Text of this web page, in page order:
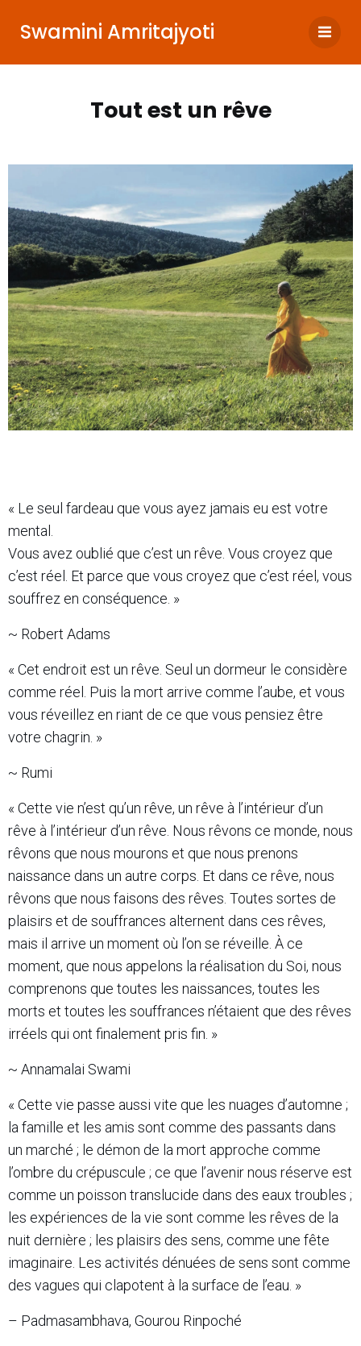
Swamini Amritajyoti
Tout est un rêve
« Le seul fardeau que vous ayez jamais eu est votre
mental.
Vous avez oublié que c’est un rêve. Vous croyez que
c’est réel. Et parce que vous croyez que c’est réel, vous
souffrez en conséquence. »
~ Robert Adams
« Cet endroit est un rêve. Seul un dormeur le considère
comme réel. Puis la mort arrive comme l’aube, et vous
vous réveillez en riant de ce que vous pensiez être
votre chagrin. »
~ Rumi
« Cette vie n’est qu’un rêve, un rêve à l’intérieur d’un
rêve à l’intérieur d’un rêve. Nous rêvons ce monde, nous
rêvons que nous mourons et que nous prenons
naissance dans un autre corps. Et dans ce rêve, nous
rêvons que nous faisons des rêves. Toutes sortes de
plaisirs et de souffrances alternent dans ces rêves,
mais il arrive un moment où l’on se réveille. À ce
moment, que nous appelons la réalisation du Soi, nous
comprenons que toutes les naissances, toutes les
morts et toutes les souffrances n’étaient que des rêves
irréels qui ont finalement pris fin. »
~ Annamalai Swami
« Cette vie passe aussi vite que les nuages d’automne ;
la famille et les amis sont comme des passants dans
un marché ; le démon de la mort approche comme
l’ombre du crépuscule ; ce que l’avenir nous réserve est
comme un poisson translucide dans des eaux troubles ;
les expériences de la vie sont comme les rêves de la
nuit dernière ; les plaisirs des sens, comme une fête
imaginaire. Les activités dénuées de sens sont comme
des vagues qui clapotent à la surface de l’eau. »
– Padmasambhava, Gourou Rinpoché